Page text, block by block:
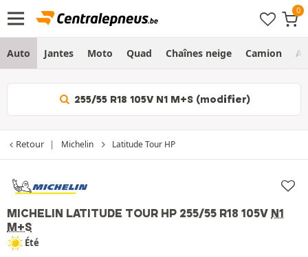
Auto Jantes Moto Quad Chaînes neige Camion
255/55 R18 105V N1 M+S (modifier)
Retour Michelin Latitude Tour HP
MICHELIN LATITUDE TOUR HP 255/55 R18 105V N1
M+S
Été